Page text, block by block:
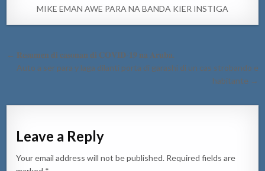
MIKE EMAN AWE PARA NA BANDA KIER INSTIGA
Post
navigation
← 𝐑𝐞𝐬𝐮𝐦𝐞𝐧 𝐝𝐢 𝐜𝐚𝐬𝐨𝐧𝐚𝐧 𝐝𝐢 𝐂𝐎𝐕𝐈𝐃-𝟏𝟗 𝐧𝐚 𝐀𝐫𝐮𝐛𝐚.
Auto a ser para y laga dilanti porta di garashi di un cas strobando e
habitante →
Leave a Reply
Your email address will not be published. Required fields are